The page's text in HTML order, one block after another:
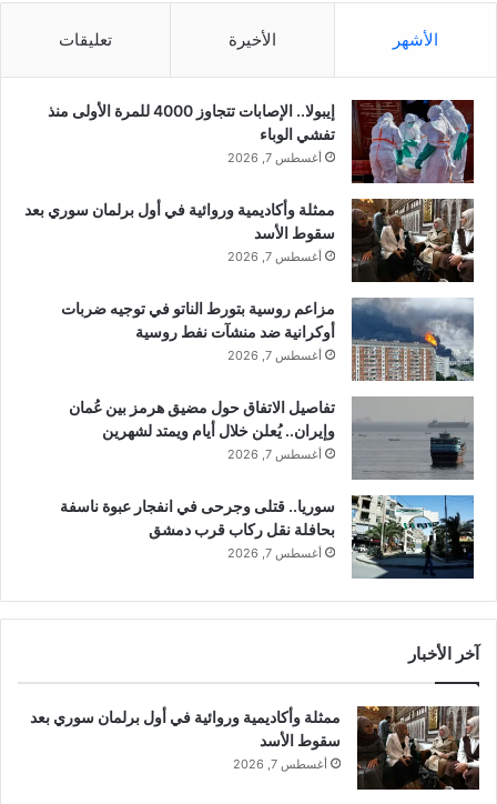
د
م
د
م
ع
س
ي
ا
ن
م
ب
ذ
ل
ع
ر
ض
ه
ض
غ
و
ط
م
ن
ق
ر
ك
ل
ف
ل
ب
ر
ل
الأشهر الأخيرة تعليقات
إيبولا.. الإصابات تتجاوز 4000 للمرة الأولى منذ
تفشي الوباء
أغسطس 7, 2026
ممثلة وأكاديمية وروائية في أول برلمان سوري بعد
سقوط الأسد
أغسطس 7, 2026
مزاعم روسية بتورط الناتو في توجيه ضربات
أوكرانية ضد منشآت نفط روسية
أغسطس 7, 2026
تفاصيل الاتفاق حول مضيق هرمز بين عُمان
وإيران.. يُعلن خلال أيام ويمتد لشهرين
أغسطس 7, 2026
سوريا.. قتلى وجرحى في انفجار عبوة ناسفة
بحافلة نقل ركاب قرب دمشق
أغسطس 7, 2026
آخر الأخبار
ممثلة وأكاديمية وروائية في أول برلمان سوري بعد
سقوط الأسد
أغسطس 7, 2026